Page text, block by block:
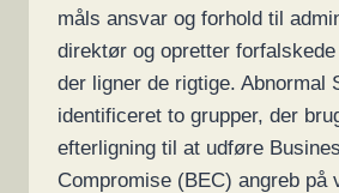
måls ansvar og forhold til
direktør og opretter
der ligner de rigtige. Abnormal
identificeret to grupper, der
efterligning til at udføre
Compromise (BEC) angreb på